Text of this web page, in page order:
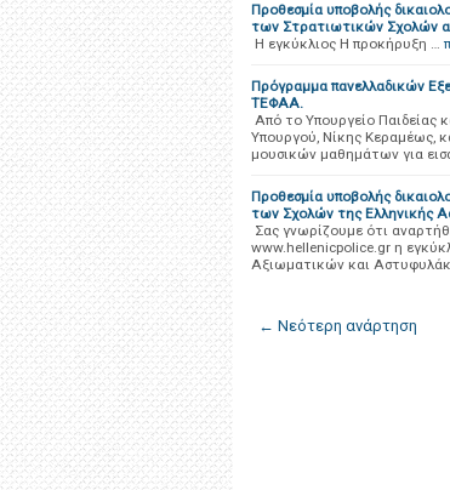
Προθεσμία υποβολής
των Στρατιωτικών Σχολών
H εγκύκλιος Η προκήρυξη …
Πρόγραμμα πανελλαδικών
ΤΕΦΑΑ.
Από το Υπουργείο Παιδείας
Υπουργού, Νίκης Κεραμέως,
μουσικών μαθημάτων για
Προθεσμία υποβολής
των Σχολών της Ελληνικής
Σας γνωρίζουμε ότι
www.hellenicpolice.gr η
Αξιωματικών και
← Νεότερη ανάρτηση